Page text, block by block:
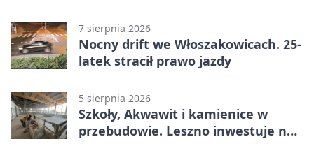
7 sierpnia 2026
Nocny drift we Włoszakowicach. 25-
latek stracił prawo jazdy
5 sierpnia 2026
Szkoły, Akwawit i kamienice w
przebudowie. Leszno inwestuje na